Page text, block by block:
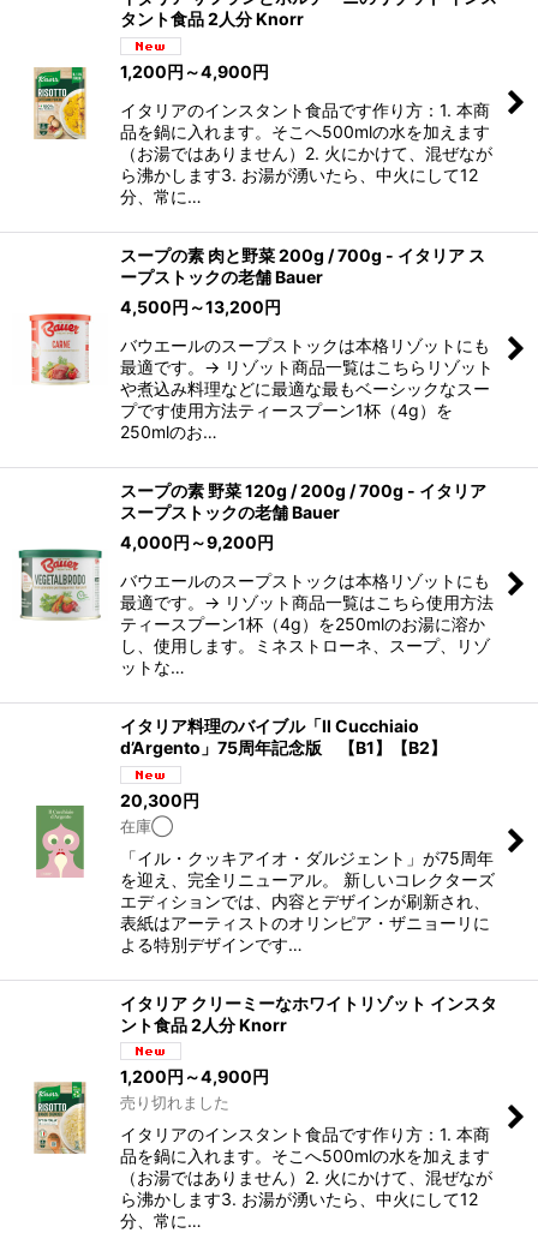
タント食品 2人分 Knorr
1,200円 ～4,900円
イタリアのインスタント食品です作り方：1. 本商
品を鍋に入れます。そこへ500mlの水を加えます
（お湯ではありません）2. 火にかけて、混ぜなが
ら沸かします3. お湯が湧いたら、中火にして12
分、常に…
スープの素 肉と野菜 200g / 700g - イタリア ス
ープストックの老舗 Bauer
4,500円 ～13,200円
バウエールのスープストックは本格リゾットにも
最適です。→ リゾット商品一覧はこちらリゾット
や煮込み料理などに最適な最もベーシックなスー
プです使用方法ティースプーン1杯（4g）を
250mlのお…
スープの素 野菜 120g / 200g / 700g - イタリア
スープストックの老舗 Bauer
4,000円 ～9,200円
バウエールのスープストックは本格リゾットにも
最適です。→ リゾット商品一覧はこちら使用方法
ティースプーン1杯（4g）を250mlのお湯に溶か
し、使用します。ミネストローネ、スープ、リゾ
ットな…
イタリア料理のバイブル「Il Cucchiaio
d’Argento」75周年記念版 【B1】【B2】
20,300円
在庫◯
「イル・クッキアイオ・ダルジェント」が75周年
を迎え、完全リニューアル。 新しいコレクターズ
エディションでは、内容とデザインが刷新され、
表紙はアーティストのオリンピア・ザニョーリに
よる特別デザインです…
イタリア クリーミーなホワイトリゾット インスタ
ント食品 2人分 Knorr
1,200円 ～4,900円
売り切れました
イタリアのインスタント食品です作り方：1. 本商
品を鍋に入れます。そこへ500mlの水を加えます
（お湯ではありません）2. 火にかけて、混ぜなが
ら沸かします3. お湯が湧いたら、中火にして12
分、常に…